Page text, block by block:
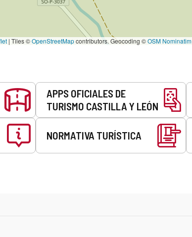
| Tiles ©OpenStreetMapcontributors. Geocoding ©OSM Nominatim
APPS OFICIALES DE
TURISMO CASTILLA Y LEÓN
NORMATIVA TURÍSTICA